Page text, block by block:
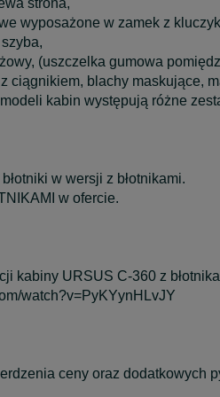
wyposażone w zamek z
(uszczelka gumowa
ciągnikiem, blachy maskujące,
kabin występują różne
w wersji z błotnikami.
w ofercie.
kabiny URSUS C-360 z
watch?v=PyKYynHLvJY
ceny oraz dodatkowych